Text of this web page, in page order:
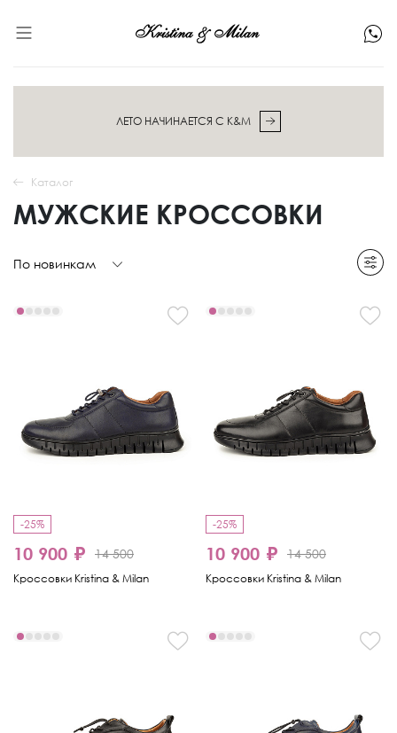
ЛЕТО НАЧИНАЕТСЯ С K&M
Каталог
МУЖСКИЕ КРОССОВКИ
По новинкам
-25%
10 900 ₽ 14 500
Кроссовки Kristina & Milan
-25%
10 900 ₽ 14 500
Кроссовки Kristina & Milan